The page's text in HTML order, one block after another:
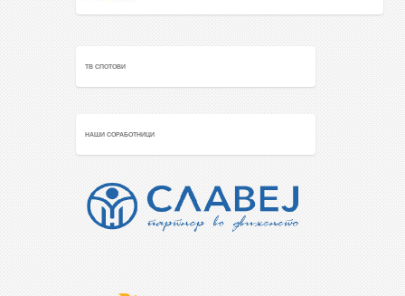
ТВ СПОТОВИ
НАШИ СОРАБОТНИЦИ